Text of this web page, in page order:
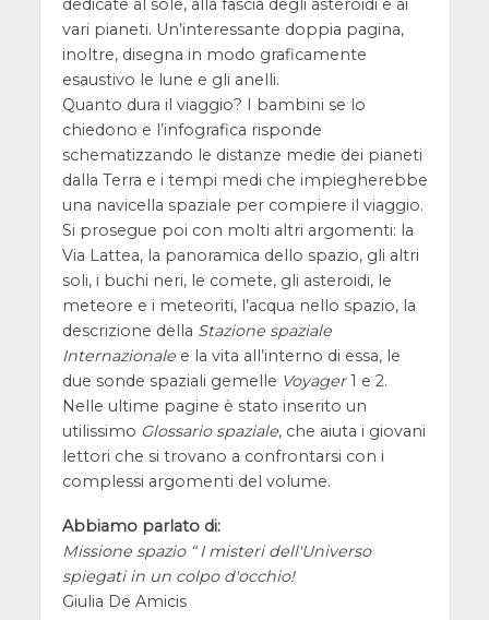
dedicate al sole, alla fascia degli asteroidi e ai
vari pianeti. Un’interessante doppia pagina,
inoltre, disegna in modo graficamente
esaustivo le lune e gli anelli.
Quanto dura il viaggio? I bambini se lo
chiedono e l’infografica risponde
schematizzando le distanze medie dei pianeti
dalla Terra e i tempi medi che impiegherebbe
una navicella spaziale per compiere il viaggio.
Si prosegue poi con molti altri argomenti: la
Via Lattea, la panoramica dello spazio, gli altri
soli, i buchi neri, le comete, gli asteroidi, le
meteore e i meteoriti, l’acqua nello spazio, la
descrizione della Stazione spaziale
Internazionalee la vita all’interno di essa, le
due sonde spaziali gemelle Voyager1 e 2.
Nelle ultime pagine è stato inserito un
utilissimo Glossario spaziale, che aiuta i giovani
lettori che si trovano a confrontarsi con i
complessi argomenti del volume.
Abbiamo parlato di:
Missione spazio “ I misteri dell'Universo
spiegati in un colpo d'occhio!
Giulia De Amicis